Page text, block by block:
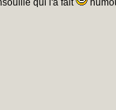
qui l'a fait